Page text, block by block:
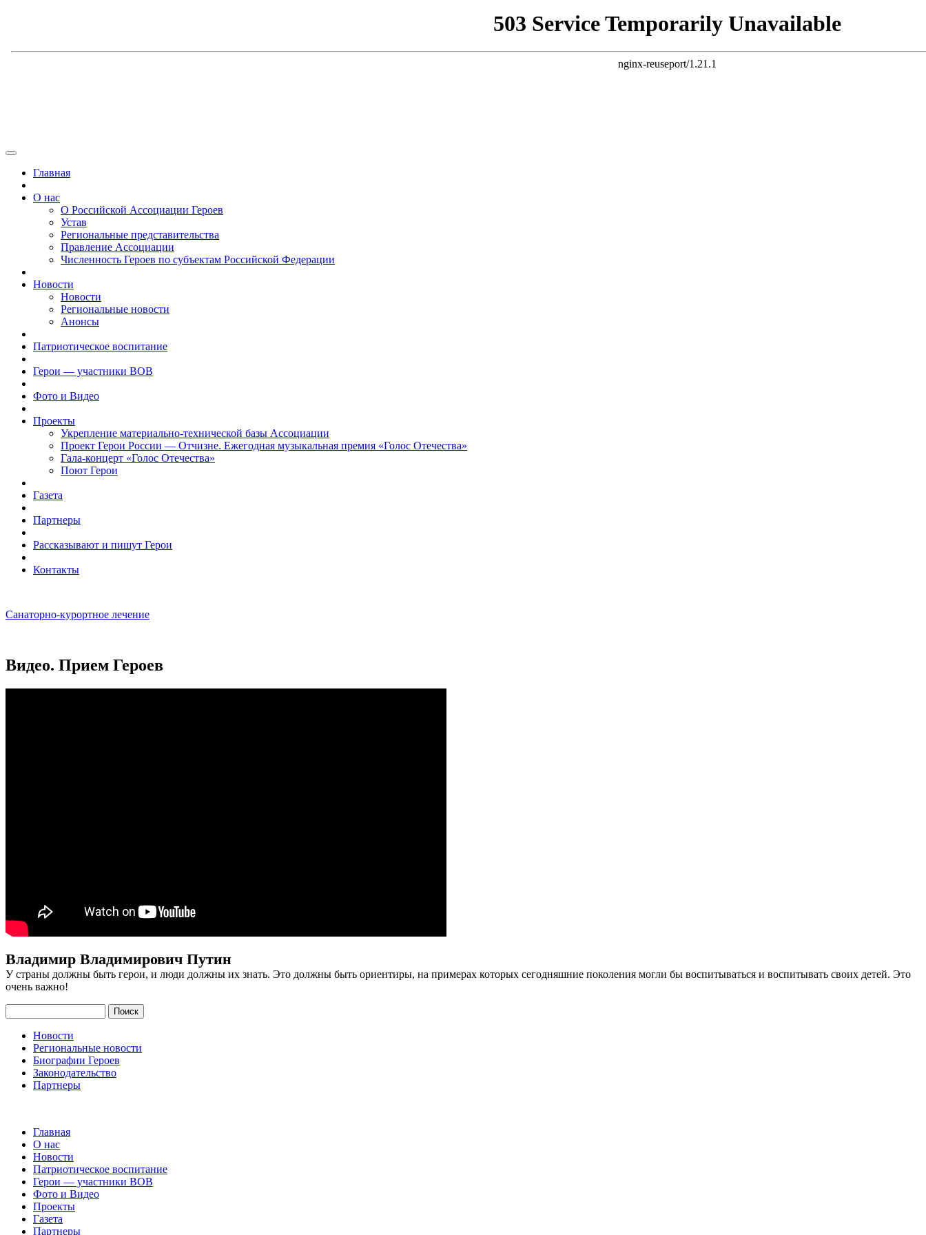
Главная
О нас
О Российской Ассоциации Героев
Устав
Региональные представительства
Правление Ассоциации
Численность Героев по субъектам Российской Федерации
Новости
Новости
Региональные новости
Анонсы
Патриотическое воспитание
Герои — участники ВОВ
Фото и Видео
Проекты
Укрепление материально-технической базы Ассоциации
Проект Герои России — Отчизне. Ежегодная музыкальная премия «Голос Отечества»
Гала-концерт «Голос Отечества»
Поют Герои
Газета
Партнеры
Рассказывают и пишут Герои
Контакты
Санаторно-курортное лечение
Видео. Прием Героев
Владимир Владимирович Путин
У страны должны быть герои, и люди должны их знать. Это должны быть ориентиры, на примерах которых сегодняшние поколения могли бы воспитываться и воспитывать своих детей. Это
очень важно!
Поиск
Новости
Региональные новости
Биографии Героев
Законодательство
Партнеры
Главная
О нас
Новости
Патриотическое воспитание
Герои — участники ВОВ
Фото и Видео
Проекты
Газета
Партнеры